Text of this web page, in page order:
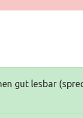
gut lesbar